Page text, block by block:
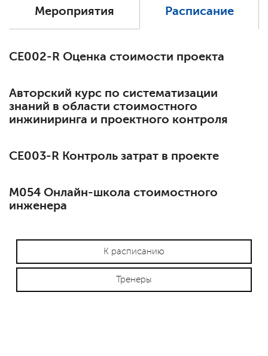
Мероприятия Расписание
СЕ002-R Оценка стоимости проекта
Авторский курс по систематизации
знаний в области стоимостного
инжиниринга и проектного контроля
СЕ003-R Контроль затрат в проекте
М054 Онлайн-школа стоимостного
инженера
К расписанию
Тренеры